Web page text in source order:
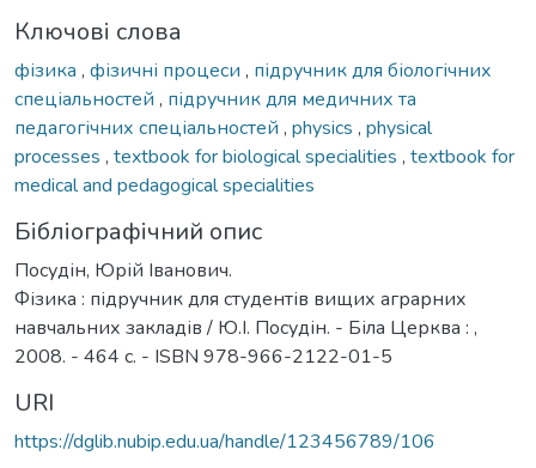
Ключові слова
фізика , фізичні процеси , підручник для біологіч­них
спеціальностей , підручник для медичних та
педагогічних спеціальностей , physics , physical
processes , textbook for biological specialities , textbook for
medical and pedagogical specialities
Бібліографічний опис
Посудін, Юрій Iванович.
Фізика : підручник для студентів вищих аграрних
навчальних закладів / Ю.І. Посудін. - Біла Церква : ,
2008. - 464 с. - ISBN 978-966-2122-01-5
URI
https://dglib.nubip.edu.ua/handle/123456789/106